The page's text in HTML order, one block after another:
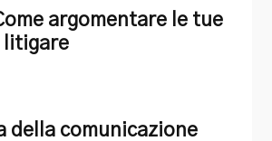
argomentare le tue
litigare
della comunicazione